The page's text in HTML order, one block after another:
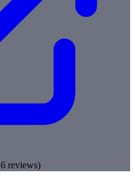
reviews)